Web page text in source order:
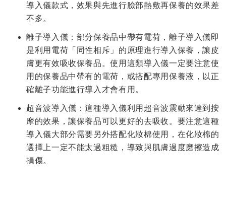
導入儀款式，效果與先進行臉部熱敷再保養的效果差
不多。
離子導入儀：部分保養品中帶有電荷，離子導入儀即
是利用電荷「同性相斥」的原理進行導入保養，讓皮
膚更有效吸收保養品。使用這類導入儀一定要注意使
用的保養品中帶有的電荷，或搭配專用保養液，以正
確離子功能進行導入才會有用。
超音波導入儀：這種導入儀利用超音波震動來達到按
摩的效果，讓保養品可以更好的去吸收。要注意這種
導入儀大部分需要另外搭配化妝棉使用，在化妝棉的
選擇上一定不能太過粗糙，導致與肌膚過度磨擦造成
損傷。